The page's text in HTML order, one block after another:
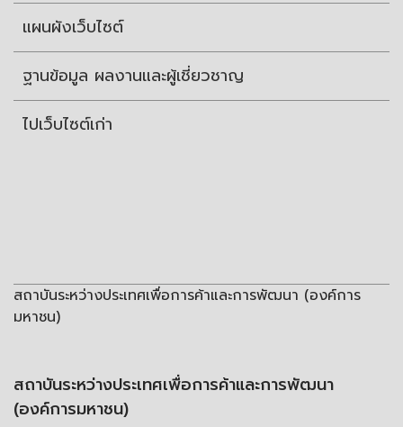
แผนผังเว็บไซต์
ฐานข้อมูล ผลงานและผู้เชี่ยวชาญ
ไปเว็บไซต์เก่า
สถาบันระหว่างประเทศเพื่อการค้าและการพัฒนา (องค์การ
มหาชน)
สถาบันระหว่างประเทศเพื่อการค้าและการพัฒนา
(องค์การมหาชน)